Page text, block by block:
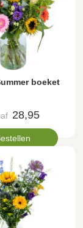
boeket
28,95